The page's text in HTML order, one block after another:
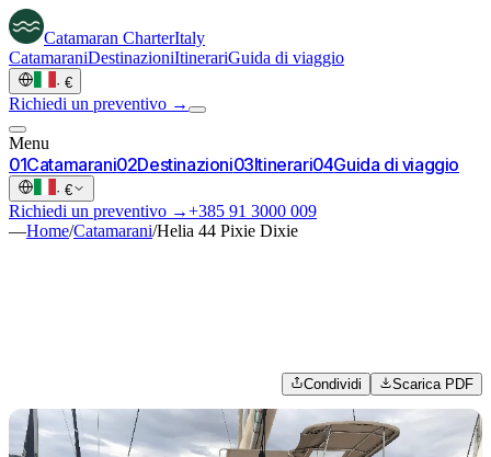
Catamaran CharterItaly
CatamaraniDestinazioniItinerariGuida di viaggio
· €
Richiedi un preventivo →
Menu
01Catamarani02Destinazioni03Itinerari04Guida di viaggio
· €
Richiedi un preventivo →+385 91 3000 009
—Home/Catamarani/Helia 44 Pixie Dixie
Condividi Scarica PDF